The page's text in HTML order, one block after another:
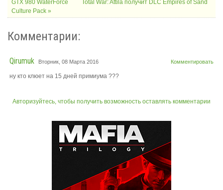
GTX 980 WaterForce
Total War: Attila получит DLC Empires of Sand
Culture Pack »
Комментарии:
Комментировать
Qirumuk Вторник, 08 Марта 2016
ну кто клюет на 15 дней примиума ???
Авторизуйтесь, чтобы получить возможность оставлять комментарии